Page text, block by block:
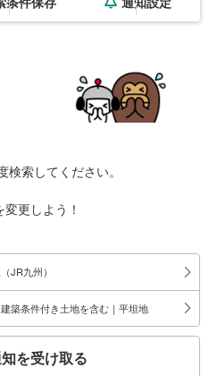
索してください。
変更しよう！
JR九州）
築条件付き土地を含む｜平坦地
を受け取る